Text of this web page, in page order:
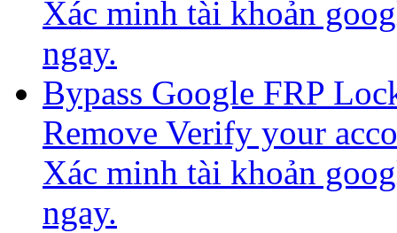
Xác minh tài khoản
ngay.
Bypass Google FRP
Remove Verify your
Xác minh tài khoản
ngay.